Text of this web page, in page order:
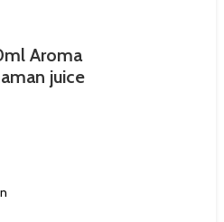
Aroma
juice